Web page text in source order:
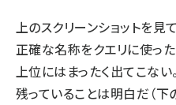
上のスクリーンショットを見
正確な名称をクエリに使っ
上位にはまったく出てこない
残っていることは明白だ（下